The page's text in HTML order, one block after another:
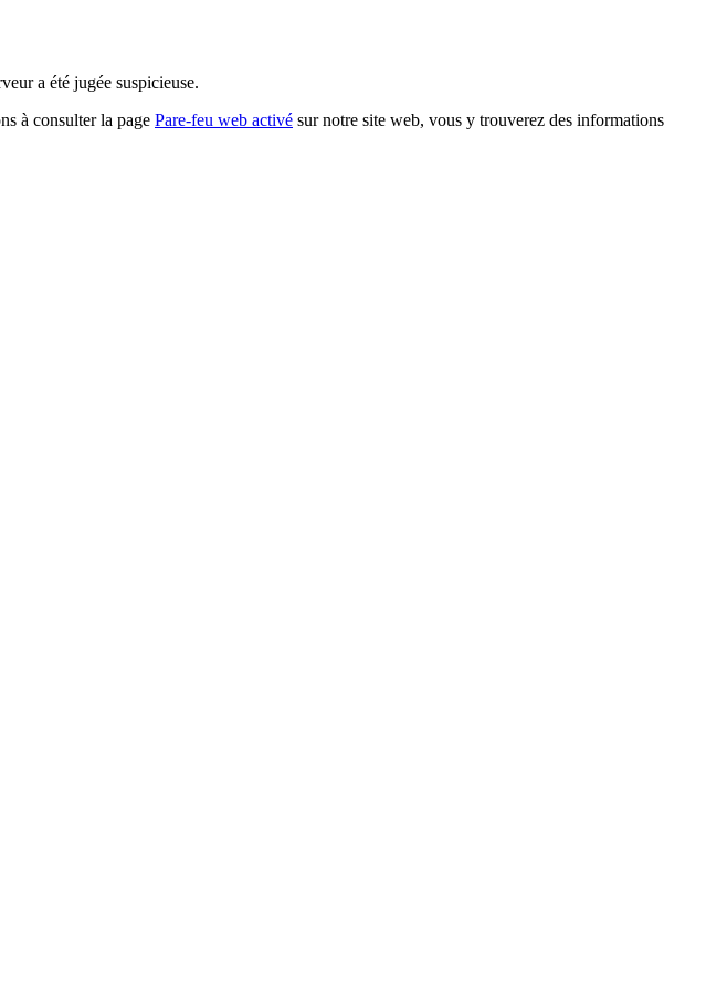
a été jugée suspicieuse.
à consulter la page Pare-feu web activé sur notre site web, vous y trouverez des informations